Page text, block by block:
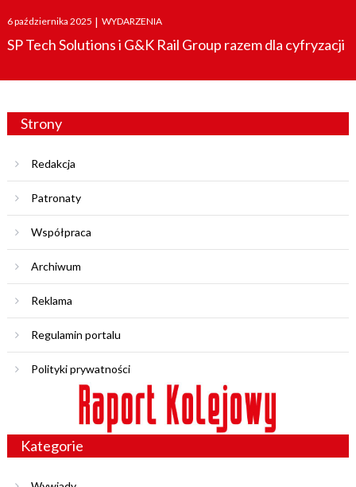
Posted
on
6 października 2025 | WYDARZENIA
SP Tech Solutions i G&K Rail Group razem dla cyfryzacji
Strony
Redakcja
Patronaty
Współpraca
Archiwum
Reklama
Regulamin portalu
Polityki prywatności
Kategorie